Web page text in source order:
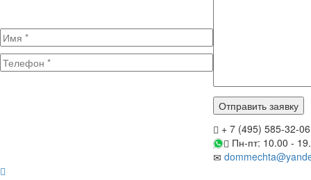
+ 7 (495) 585-32-06
Пн-пт: 10.00 -